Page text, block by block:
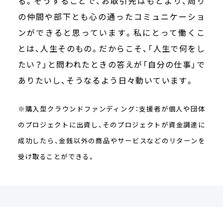
の仲間や部下とも心の通ったコミュニケーショ
ンができると思っています。私にとって働くこ
とは、人生そのもの。だからこそ、「人生で何をし
たい？」と問われたときの答えが「自分の仕事」で
ありたいし、そうなるよう日々動いています。
※購入型クラウンドファンディング：支援者が個人や団体
のプロジェクトに出資し、そのプロジェクトが資金調達に
成功したら、金銭以外の商品やサービスなどのリターンを
受け取ることができる。